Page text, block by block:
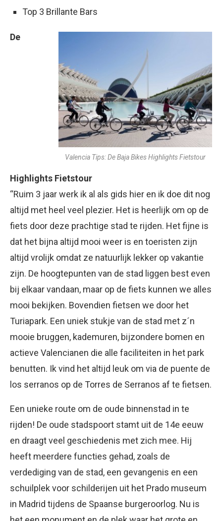
Top 3 Brillante Bars
Valencia Tips: De Baja Bikes Highlights Fietstour
De
Highlights Fietstour
“Ruim 3 jaar werk ik al als gids hier en ik doe dit nog
altijd met heel veel plezier. Het is heerlijk om op de
fiets door deze prachtige stad te rijden. Het fijne is
dat het bijna altijd mooi weer is en toeristen zijn
altijd vrolijk omdat ze natuurlijk lekker op vakantie
zijn. De hoogtepunten van de stad liggen best even
bij elkaar vandaan, maar op de fiets kunnen we alles
mooi bekijken. Bovendien fietsen we door het
Turiapark. Een uniek stukje van de stad met z´n
mooie bruggen, kademuren, bijzondere bomen en
actieve Valencianen die alle faciliteiten in het park
benutten. Ik vind het altijd leuk om via de puente de
los serranos op de Torres de Serranos af te fietsen.
Een unieke route om de oude binnenstad in te
rijden! De oude stadspoort stamt uit de 14e eeuw
en draagt veel geschiedenis met zich mee. Hij
heeft meerdere functies gehad, zoals de
verdediging van de stad, een gevangenis en een
schuilplek voor schilderijen uit het Prado museum
in Madrid tijdens de Spaanse burgeroorlog. Nu is